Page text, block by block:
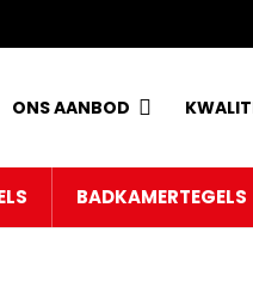
ONS AANBOD
BADKAMERTEGELS